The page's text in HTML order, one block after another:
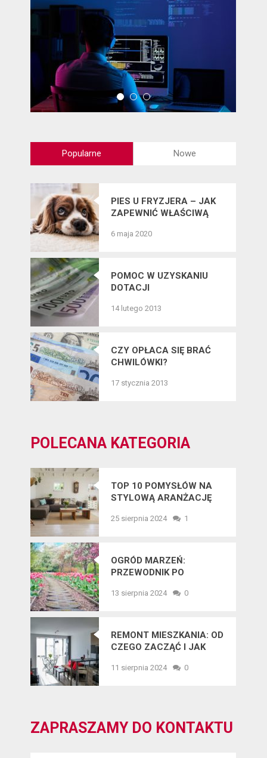
Popularne Nowe
PIES U FRYZJERA – JAK
ZAPEWNIĆ WŁAŚCIWĄ
CZWORONOGÓW?
6 maja 2020
POMOC W UZYSKANIU
DOTACJI
14 lutego 2013
CZY OPŁACA SIĘ BRAĆ
CHWILÓWKI?
17 stycznia 2013
POLECANA KATEGORIA
TOP 10 POMYSŁÓW NA
STYLOWĄ ARANŻACJĘ
25 sierpnia 2024 1
OGRÓD MARZEŃ:
PRZEWODNIK PO
TRENDACH
13 sierpnia 2024 0
REMONT MIESZKANIA: OD
CZEGO ZACZĄĆ I JAK
11 sierpnia 2024 0
ZAPRASZAMY DO KONTAKTU